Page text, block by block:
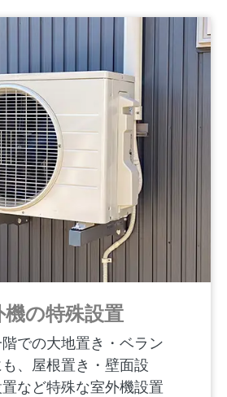
機の特殊設置
での大地置き・ベラン
、屋根置き・壁面設
など特殊な室外機設置